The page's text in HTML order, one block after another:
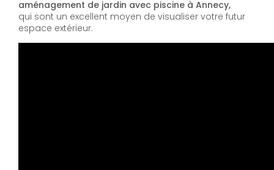
aménagement de jardin avec piscine à Annecy,
qui sont un excellent moyen de visualiser votre futur
espace extérieur.